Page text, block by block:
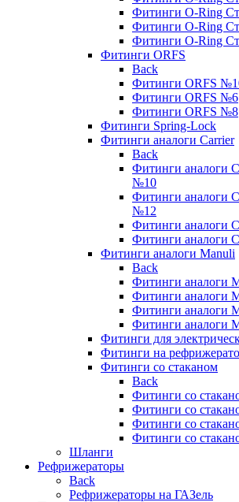
Фитинги O-Ring
Фитинги O-Ring
Фитинги O-Ring
Фитинги ORFS
Back
Фитинги ORFS
Фитинги ORFS №6
Фитинги ORFS №8
Фитинги Spring-Lock
Фитинги аналоги Carrier
Back
Фитинги аналоги
№10
Фитинги аналоги
№12
Фитинги аналоги
Фитинги аналоги
Фитинги аналоги Manuli
Back
Фитинги аналоги
Фитинги аналоги
Фитинги аналоги
Фитинги аналоги
Фитинги для
Фитинги на
Фитинги со стаканом
Back
Фитинги со
Фитинги со
Фитинги со
Фитинги со
Шланги
Рефрижераторы
Back
Рефрижераторы на ГАЗель